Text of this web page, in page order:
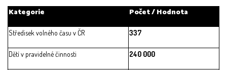
Kategorie
Počet / Hodnota
Středisek volného času v ČR 337
Dětí v pravidelné činnosti 240 000